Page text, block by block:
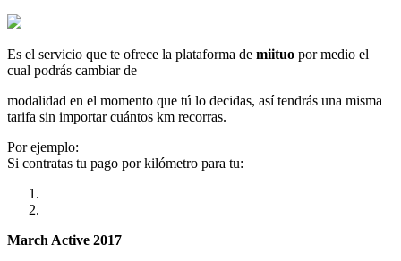
Es el servicio que te ofrece la plataforma de miituo por medio el
cual podrás cambiar de
modalidad en el momento que tú lo decidas, así tendrás una misma
tarifa sin importar cuántos km recorras.
Por ejemplo:
Si contratas tu pago por kilómetro para tu:
March Active 2017